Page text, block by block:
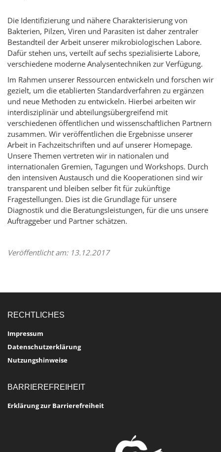
Die Identifizierung und nähere Charakterisierung von
Bakterien, Pilzen, Viren und Parasiten ist daher zentraler
Bestandteil der Arbeit unserer mikrobiologischen Labore.
Dafür stehen uns, verteilt auf sechs spezialisierte Labore,
verschiedene moderne Analysentechniken zur Verfügung.
Im Rahmen unserer Ressourcen entwickeln und forschen wir
gezielt, um die etablierten Standardverfahren zu ergänzen
und neue Methoden zu entwickeln. Hierbei arbeiten wir
interdisziplinär und abteilungsübergreifend mit
verschiedenen öffentlichen und wissenschaftlichen Partnern
zusammen. Wir veröffentlichen die Ergebnisse unserer
Arbeit in Fachzeitschriften und auf unserer Homepage.
Unsere Themen vertreten wir in nationalen und
internationalen Gremien, Tagungen und Workshops. Durch
den intensiven Austausch und die Kooperationen sind wir
transparent und bleiben selber fit für zukünftige
Fragestellungen. Dies ist die Grundlage für unsere
Diagnostik und die Beratungsleistungen, für die uns unsere
Auftraggeber und Partner schätzen.
Veröffentlicht am: 13.12.2017
RECHTLICHES
Impressum
Datenschutzerklärung
Nutzungshinweise
BARRIEREFREIHEIT
Erklärung zur Barrierefreiheit